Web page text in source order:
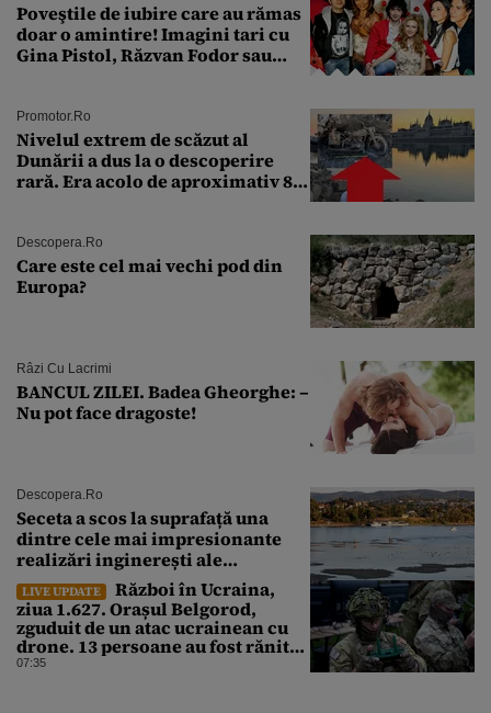
Poveştile de iubire care au rămas
doar o amintire! Imagini tari cu
Gina Pistol, Răzvan Fodor sau
Promotor.ro
Nivelul extrem de scăzut al
Dunării a dus la o descoperire
rară. Era acolo de aproximativ 80
Descopera.ro
Care este cel mai vechi pod din
Europa?
Râzi Cu Lacrimi
BANCUL ZILEI. Badea Gheorghe: –
Nu pot face dragoste!
Descopera.ro
Seceta a scos la suprafață una
dintre cele mai impresionante
realizări inginerești ale
Imperiului Roman
LIVE UPDATE
Război în Ucraina,
ziua 1.627. Orașul Belgorod,
zguduit de un atac ucrainean cu
drone. 13 persoane au fost rănite
și mai multe clădiri, incendiate
07:35